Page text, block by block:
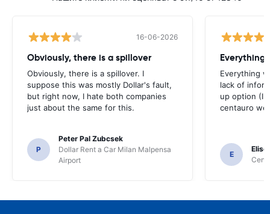
16-06-2026
Obviously, there is a spillover
Obviously, there is a spillover. I
suppose this was mostly Dollar's fault,
but right now, I hate both companies
just about the same for this.
P
Peter Pal Zubcsek
Dollar Rent a Car Milan Malpensa
Airport
Everything
Everything
lack of
up option (I
centauro
E